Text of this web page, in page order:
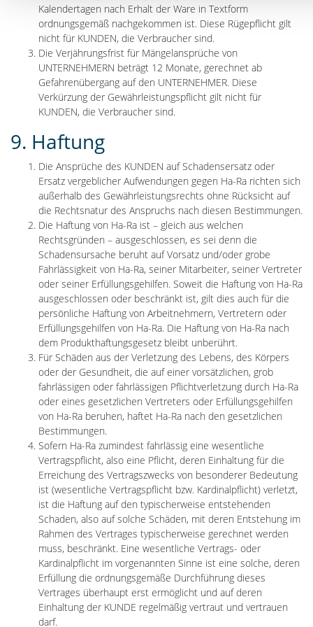
Kalendertagen nach Erhalt der Ware in Textform
ordnungsgemäß nachgekommen ist. Diese Rügepflicht gilt
nicht für KUNDEN, die Verbraucher sind.
Die Verjährungsfrist für Mängelansprüche von
UNTERNEHMERN beträgt 12 Monate, gerechnet ab
Gefahrenübergang auf den UNTERNEHMER. Diese
Verkürzung der Gewährleistungspflicht gilt nicht für
KUNDEN, die Verbraucher sind.
9. Haftung
Die Ansprüche des KUNDEN auf Schadensersatz oder
Ersatz vergeblicher Aufwendungen gegen Ha-Ra richten sich
außerhalb des Gewährleistungsrechts ohne Rücksicht auf
die Rechtsnatur des Anspruchs nach diesen Bestimmungen.
Die Haftung von Ha-Ra ist – gleich aus welchen
Rechtsgründen – ausgeschlossen, es sei denn die
Schadensursache beruht auf Vorsatz und/oder grobe
Fahrlässigkeit von Ha-Ra, seiner Mitarbeiter, seiner Vertreter
oder seiner Erfüllungsgehilfen. Soweit die Haftung von Ha-Ra
ausgeschlossen oder beschränkt ist, gilt dies auch für die
persönliche Haftung von Arbeitnehmern, Vertretern oder
Erfüllungsgehilfen von Ha-Ra. Die Haftung von Ha-Ra nach
dem Produkthaftungsgesetz bleibt unberührt.
Für Schäden aus der Verletzung des Lebens, des Körpers
oder der Gesundheit, die auf einer vorsätzlichen, grob
fahrlässigen oder fahrlässigen Pflichtverletzung durch Ha-Ra
oder eines gesetzlichen Vertreters oder Erfüllungsgehilfen
von Ha-Ra beruhen, haftet Ha-Ra nach den gesetzlichen
Bestimmungen.
Sofern Ha-Ra zumindest fahrlässig eine wesentliche
Vertragspflicht, also eine Pflicht, deren Einhaltung für die
Erreichung des Vertragszwecks von besonderer Bedeutung
ist (wesentliche Vertragspflicht bzw. Kardinalpflicht) verletzt,
ist die Haftung auf den typischerweise entstehenden
Schaden, also auf solche Schäden, mit deren Entstehung im
Rahmen des Vertrages typischerweise gerechnet werden
muss, beschränkt. Eine wesentliche Vertrags- oder
Kardinalpflicht im vorgenannten Sinne ist eine solche, deren
Erfüllung die ordnungsgemäße Durchführung dieses
Vertrages überhaupt erst ermöglicht und auf deren
Einhaltung der KUNDE regelmäßig vertraut und vertrauen
darf.